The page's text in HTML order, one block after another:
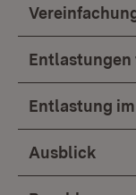
Entlastungen
Entlastung
Ausblick